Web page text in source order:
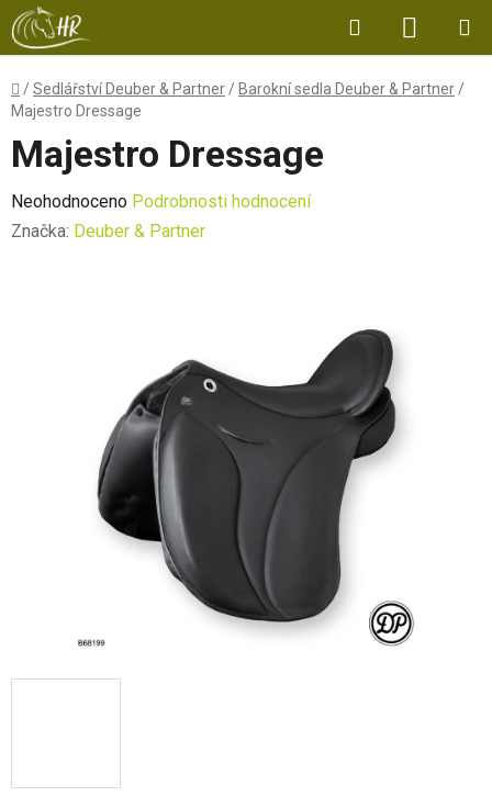
Přejít
na
obsah
Hledat
KOŠÍK
Domů
/Sedlářství Deuber & Partner / Barokní sedla Deuber & Partner /
Majestro Dressage
Majestro Dressage
Průměrné
hodnocení
Neohodnoceno Podrobnosti hodnocení
Značka: Deuber & Partner